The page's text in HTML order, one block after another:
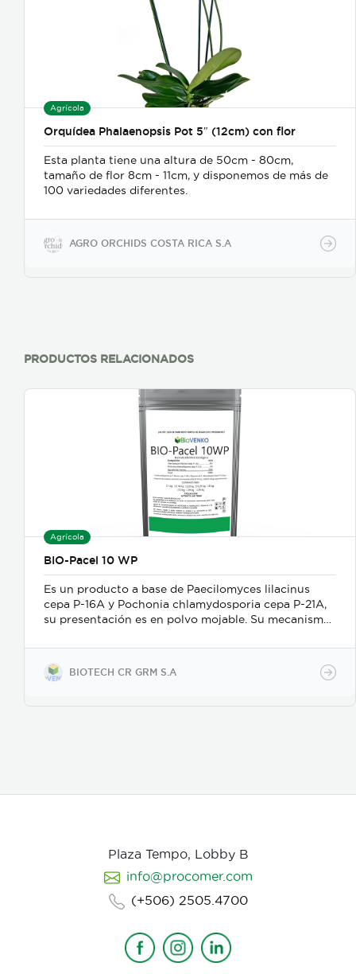
Agrícola
Orquídea Phalaenopsis Pot 5″ (12cm) con flor
Esta planta tiene una altura de 50cm - 80cm,
tamaño de flor 8cm - 11cm, y disponemos de más de
100 variedades diferentes.
AGRO ORCHIDS COSTA RICA S.A
PRODUCTOS RELACIONADOS
Agrícola
BIO-Pacel 10 WP
Es un producto a base de Paecilomyces lilacinus
cepa P-16A y Pochonia chlamydosporia cepa P-21A,
su presentación es en polvo mojable. Su mecanismo
contacto, se adhiere a las masas de huevos, forma
apresorios con hifas que ingresan a través de los
poros de la vitelina, posteriormente prolifera en los
BIOTECH CR GRM S.A
Plaza Tempo, Lobby B
info@procomer.com
(+506) 2505.4700